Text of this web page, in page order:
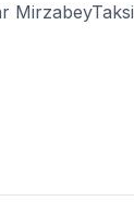
MirzabeyTaksi